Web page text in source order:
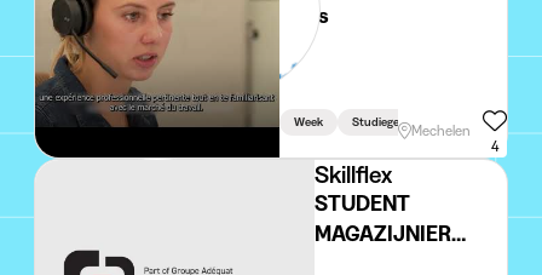
sales
Week StudiegerelateerdMechelen
4
Skillflex
STUDENT
MAGAZIJNIER